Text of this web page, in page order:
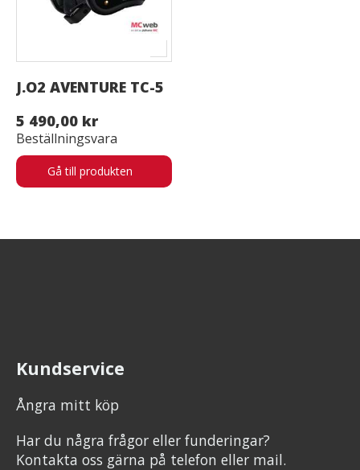
J.O2 AVENTURE TC-5
5 490,00 kr
Beställningsvara
Gå till produkten
Kundservice
Ångra mitt köp
Har du några frågor eller funderingar?
Kontakta oss gärna på telefon eller mail.